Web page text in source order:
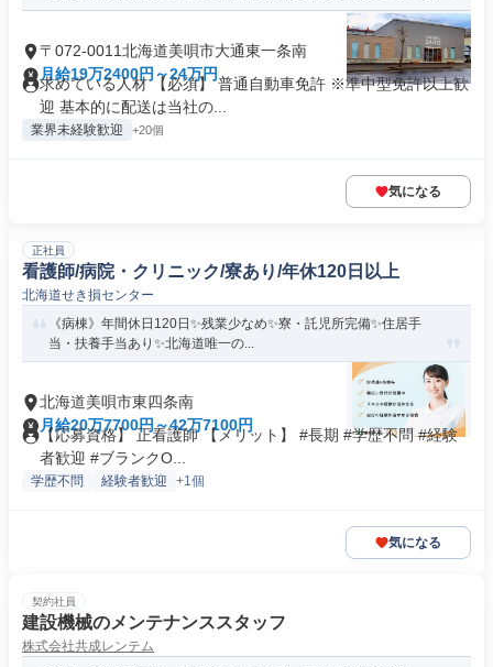
〒072-0011北海道美唄市大通東一条南
月給19万2400円～24万円
求めている人材 【必須】 普通自動車免許 ※準中型免許以上歓
迎 基本的に配送は当社の...
業界未経験歓迎 +20個
気になる
正社員
看護師/病院・クリニック/寮あり/年休120日以上
北海道せき損センター
《病棟》年間休日120日✨残業少なめ✨寮・託児所完備✨住居手
当・扶養手当あり✨北海道唯一の...
北海道美唄市東四条南
月給20万7700円～42万7100円
【応募資格】 正看護師 【メリット】 #長期 #学歴不問 #経験
者歓迎 #ブランクO...
学歴不問 経験者歓迎 +1個
気になる
契約社員
建設機械のメンテナンススタッフ
株式会社共成レンテム